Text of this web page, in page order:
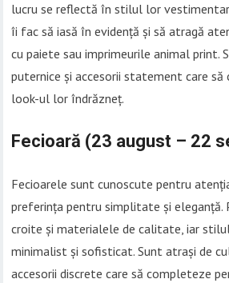
lucru se reflectă în stilul lor
îi fac să iasă în evidență și să atragă
cu paiete sau imprimeurile animal print.
puternice și accesorii statement care
look-ul lor îndrăzneț.
Fecioară (23 august – 22
Fecioarele sunt cunoscute pentru
preferința pentru simplitate și eleganță.
croite și materialele de calitate, iar
minimalist și sofisticat. Sunt atrași de
accesorii discrete care să completeze